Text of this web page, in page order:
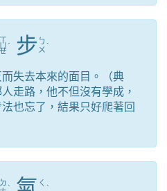
ㄒ
ㄩ
ㄝ
ˊ 步 ㄅ
ㄨ ˋ
失去本來的面目。（典
走路，他不但沒有學成，
也忘了，結果只好爬著回
ㄉ
ˋ
ㄑ
ˋ